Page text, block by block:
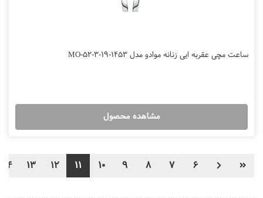
ساعت مچی عقربه ایی زنانه موادو مدل MO-52-3-19-1453
مشاهده محصول
6
7
8
9
10
11
12
13
14